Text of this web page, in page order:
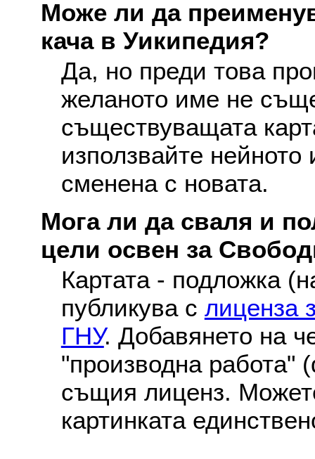
Може ли да
кача в Уикипедия?
Да, но преди това
желаното име не
съществуващата
използвайте
сменена с новата.
Мога ли да сваля и
цели освен за
Картата - подложка
публикува с лиценза
ГНУ. Добавянето на
"производна работа"
същия лиценз.
картинката